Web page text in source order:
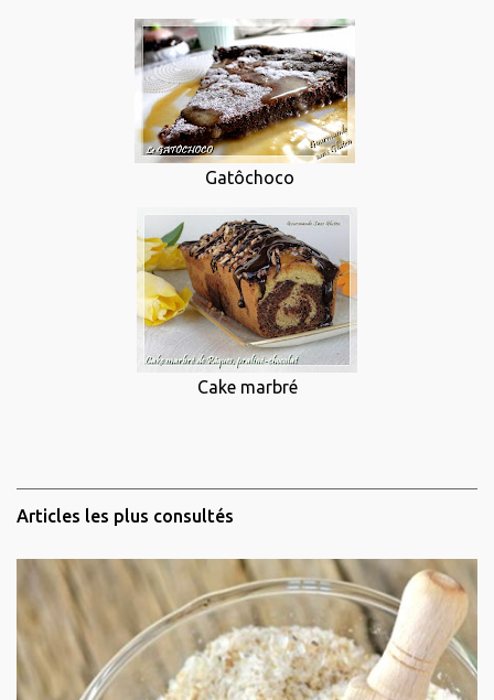
Gatôchoco
Cake marbré
Articles les plus consultés